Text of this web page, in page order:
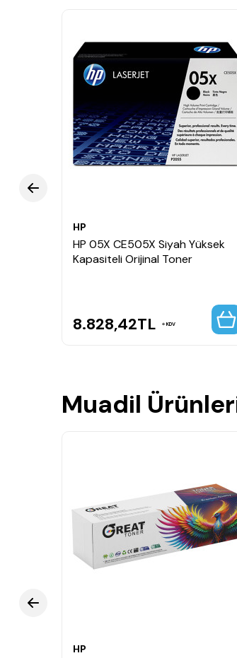
HP
HP 05X CE505X Siyah Yüksek
Kapasiteli Orijinal Toner
8.828,42TL KDV
Muadil
HP